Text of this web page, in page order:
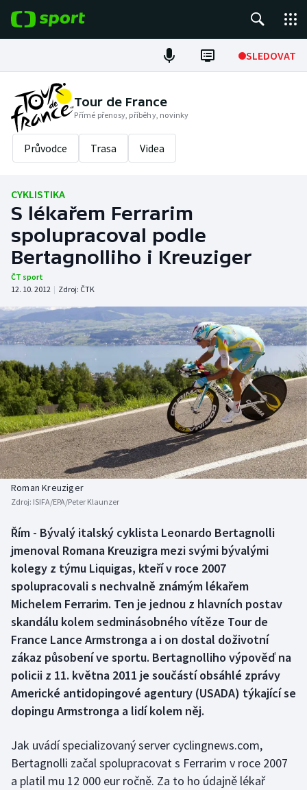
SLEDOVAT
Fotbal
Hokej
Tenis
Cyklistika
DALŠÍ SPORTY
Americký fotbal
Baseball a softbal
Basketbal
Biatlon
Boby a skeleton
Box
Curling
Florbal
Futsal
Gymnastika
Házená
Jezdectví
Judo
Krasobruslení
NEPŘEHLÉDNĚTE
Soutěže
Historické návraty
Aplikace ČT sport
AZ kvíz
Tour de France
Přímé přenosy, příběhy, novinky
Průvodce Trasa Videa
CYKLISTIKA
S lékařem Ferrarim
spolupracoval podle
Bertagnolliho i Kreuziger
ČT sport
12. 10. 2012 | Zdroj: ČTK
Roman Kreuziger
Zdroj: ISIFA/EPA/Peter Klaunzer
Řím - Bývalý italský cyklista Leonardo Bertagnolli
jmenoval Romana Kreuzigra mezi svými bývalými
kolegy z týmu Liquigas, kteří v roce 2007
spolupracovali s nechvalně známým lékařem
Michelem Ferrarim. Ten je jednou z hlavních postav
skandálu kolem sedminásobného vítěze Tour de
France Lance Armstronga a i on dostal doživotní
zákaz působení ve sportu. Bertagnolliho výpověď na
policii z 11. května 2011 je součástí obsáhlé zprávy
Americké antidopingové agentury (USADA) týkající se
dopingu Armstronga a lidí kolem něj.
Jak uvádí specializovaný server cyclingnews.com,
Bertagnolli začal spolupracovat s Ferrarim v roce 2007
a platil mu 12 000 eur ročně. Za to ho údajně lékař